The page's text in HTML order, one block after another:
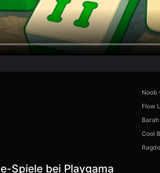
Noob
Flow
Cool
Spiele bei Playgama